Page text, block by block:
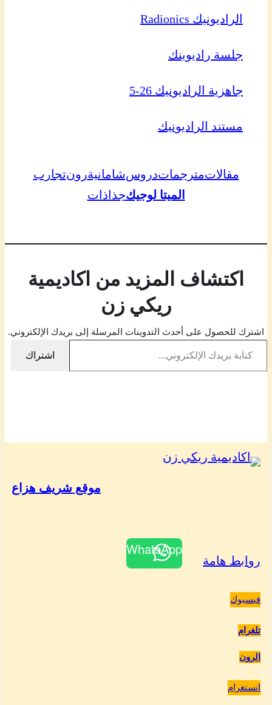
الراديونيك Radionics
جلسة راديوينك
جاهزية الراديونيك 26-5
مستند الراديونيك
مقالاتمترجماتدروسشامانيةرونتجارب
الميتا لوجيكجذاذات
اكتشاف المزيد من اكاديمية
ريكي زن
اشترك للحصول على أحدث التدوينات المرسلة إلى بريدك الإلكتروني.
كتابة بريدك الإلكتروني…
اشتراك
موقع شريف هزاع
روابط هامة
فيسبوك
تلغرام
الرون
انستغرام
WhatsApp